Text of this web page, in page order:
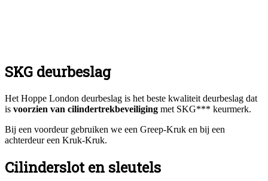
SKG deurbeslag
Het Hoppe London deurbeslag is het beste kwaliteit deurbeslag dat
is voorzien van cilindertrekbeveiliging met SKG*** keurmerk.
Bij een voordeur gebruiken we een Greep-Kruk en bij een
achterdeur een Kruk-Kruk.
Cilinderslot en sleutels